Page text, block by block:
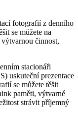
fotografií z denního
se můžete na
činnost,
stacionáři
uskuteční prezentace
se můžete těšit
paměti, výtvarné
strávit příjemný